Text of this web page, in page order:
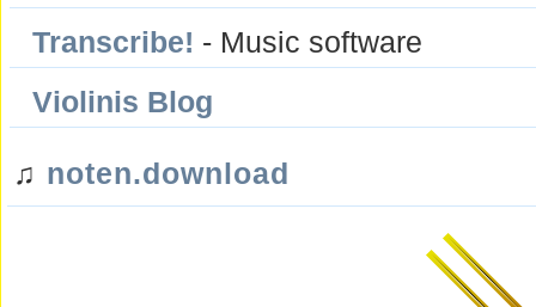
Transcribe! - Music software
Violinis Blog
♫ noten.download